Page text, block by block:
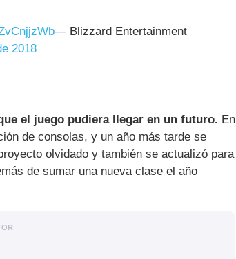
— Blizzard Entertainment
2018
el juego pudiera llegar en un futuro. En
de consolas, y un año más tarde se
olvidado y también se actualizó para
de sumar una nueva clase el año